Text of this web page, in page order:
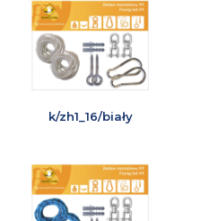
k/zh1_16/biały